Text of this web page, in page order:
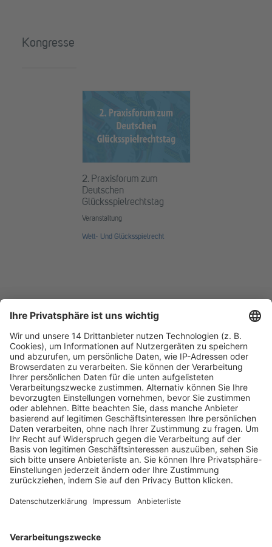
Kongresse
2. Praxisforum zum
Deutschen
Glücksspielrechtstag
Veranstaltung
Wett- Und Glücksspielrecht
Fachmedien Recht und Wirtschaft
Ein Fachbereich der
dfv Mediengruppe
Mainzer Landstr. 251
60326 Frankfurt am Main
E-Mail:info@ruw.de
Web:https://www.ruw.de
AGB